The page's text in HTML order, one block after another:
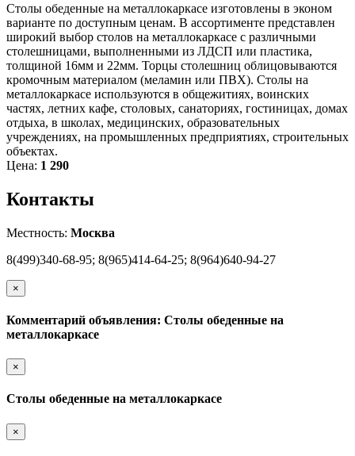
Столы обеденные на металлокаркасе изготовлены в эконом
варианте по доступным ценам. В ассортименте представлен
широкий выбор столов на металлокаркасе с различными
столешницами, выполненными из ЛДСП или пластика,
толщиной 16мм и 22мм. Торцы столешниц облицовываются
кромочным материалом (меламин или ПВХ). Столы на
металлокаркасе используются в общежитиях, воинских
частях, летних кафе, столовых, санаториях, гостиницах, домах
отдыха, в школах, медицинских, образовательных
учреждениях, на промышленных предприятиях, строительных
объектах.
Цена: 1 290
Контакты
Местность: Москва
8(499)340-68-95; 8(965)414-64-25; 8(964)640-94-27
×
Комментарий объявления: Столы обеденные на
металлокаркасе
×
Столы обеденные на металлокаркасе
×